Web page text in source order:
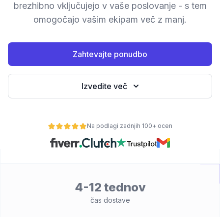
brezhibno vključujejo v vaše poslovanje - s tem
omogočajo vašim ekipam več z manj.
Zahtevajte ponudbo
Izvedite več
Na podlagi zadnjih 100+ ocen
4-12 tednov
čas dostave